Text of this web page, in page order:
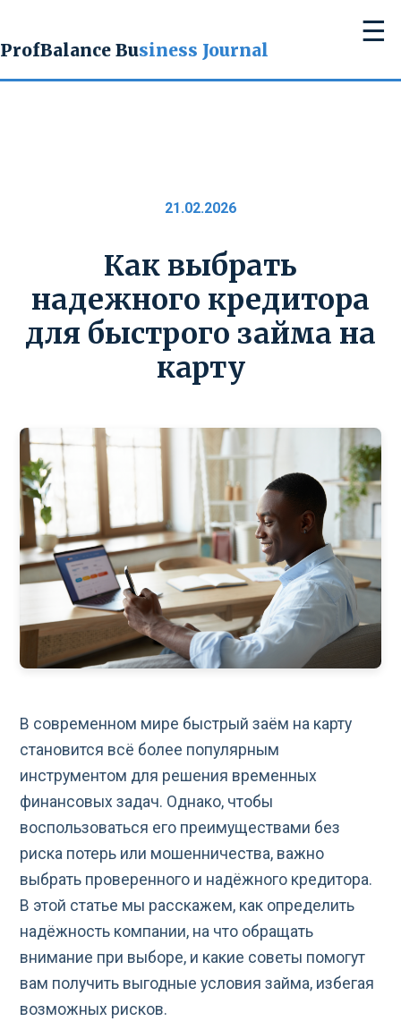
ProfBalance Business Journal
☰
21.02.2026
Как выбрать
надежного кредитора
для быстрого займа на
карту
В современном мире быстрый заём на карту
становится всё более популярным
инструментом для решения временных
финансовых задач. Однако, чтобы
воспользоваться его преимуществами без
риска потерь или мошенничества, важно
выбрать проверенного и надёжного кредитора.
В этой статье мы расскажем, как определить
надёжность компании, на что обращать
внимание при выборе, и какие советы помогут
вам получить выгодные условия займа, избегая
возможных рисков.